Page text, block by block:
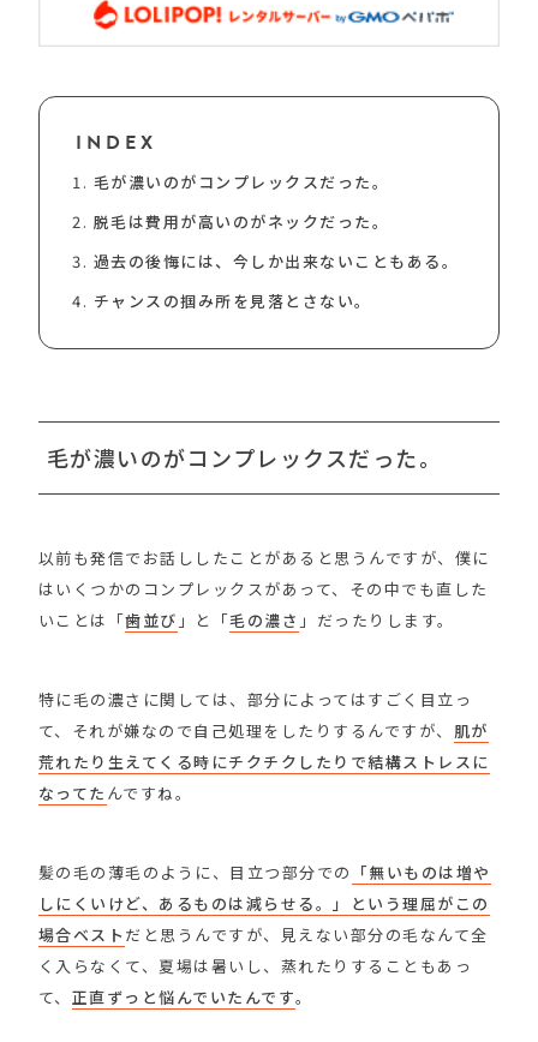
INDEX
毛が濃いのがコンプレックスだった。
脱毛は費用が高いのがネックだった。
過去の後悔には、今しか出来ないこともある。
チャンスの掴み所を見落とさない。
毛が濃いのがコンプレックスだった。
以前も発信でお話ししたことがあると思うんですが、僕に
はいくつかのコンプレックスがあって、その中でも直した
いことは「歯並び 」と「毛の濃さ 」だったりします。
特に毛の濃さに関しては、部分によってはすごく目立っ
て、それが嫌なので自己処理をしたりするんですが、 肌が
荒れたり生えてくる時にチクチクしたりで結構ストレスに
なってた んですね。
髪の毛の薄毛のように、目立つ部分での 「無いものは増や
しにくいけど、あるものは減らせる。」という理屈がこの
場合ベスト だと思うんですが、見えない部分の毛なんて全
く入らなくて、夏場は暑いし、蒸れたりすることもあっ
て、 正直ずっと悩んでいたんです。